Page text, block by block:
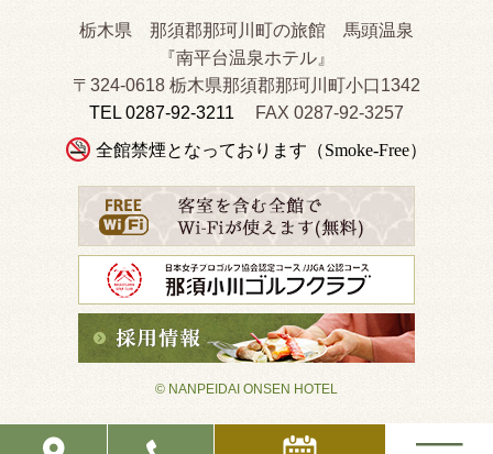
栃木県 那須郡那珂川町の旅館 馬頭温泉
『南平台温泉ホテル』
〒324-0618 栃木県那須郡那珂川町小口1342
TEL 0287-92-3211
FAX 0287-92-3257
全館禁煙となっております（Smoke-Free）
© NANPEIDAI ONSEN HOTEL